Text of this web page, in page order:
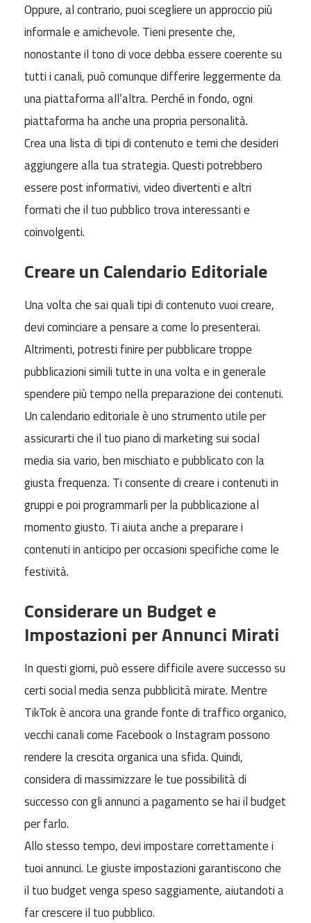
Oppure, al contrario, puoi scegliere un approccio più
informale e amichevole. Tieni presente che,
nonostante il tono di voce debba essere coerente su
tutti i canali, può comunque differire leggermente da
una piattaforma all’altra. Perché in fondo, ogni
piattaforma ha anche una propria personalità.
Crea una lista di tipi di contenuto e temi che desideri
aggiungere alla tua strategia. Questi potrebbero
essere post informativi, video divertenti e altri
formati che il tuo pubblico trova interessanti e
coinvolgenti.
Creare un Calendario Editoriale
Una volta che sai quali tipi di contenuto vuoi creare,
devi cominciare a pensare a come lo presenterai.
Altrimenti, potresti finire per pubblicare troppe
pubblicazioni simili tutte in una volta e in generale
spendere più tempo nella preparazione dei contenuti.
Un calendario editoriale è uno strumento utile per
assicurarti che il tuo piano di marketing sui social
media sia vario, ben mischiato e pubblicato con la
giusta frequenza. Ti consente di creare i contenuti in
gruppi e poi programmarli per la pubblicazione al
momento giusto. Ti aiuta anche a preparare i
contenuti in anticipo per occasioni specifiche come le
festività.
Considerare un Budget e
Impostazioni per Annunci Mirati
In questi giorni, può essere difficile avere successo su
certi social media senza pubblicità mirate. Mentre
TikTok è ancora una grande fonte di traffico organico,
vecchi canali come Facebook o Instagram possono
rendere la crescita organica una sfida. Quindi,
considera di massimizzare le tue possibilità di
successo con gli annunci a pagamento se hai il budget
per farlo.
Allo stesso tempo, devi impostare correttamente i
tuoi annunci. Le giuste impostazioni garantiscono che
il tuo budget venga speso saggiamente, aiutandoti a
far crescere il tuo pubblico.